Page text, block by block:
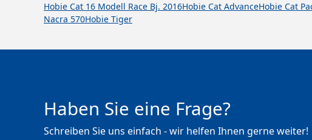
Hobie Cat 16 Modell Race Bj. 2016Hobie Cat AdvanceHobie Cat
Nacra 570Hobie Tiger
Haben Sie eine Frage?
Schreiben Sie uns einfach - wir helfen Ihnen gerne weiter!